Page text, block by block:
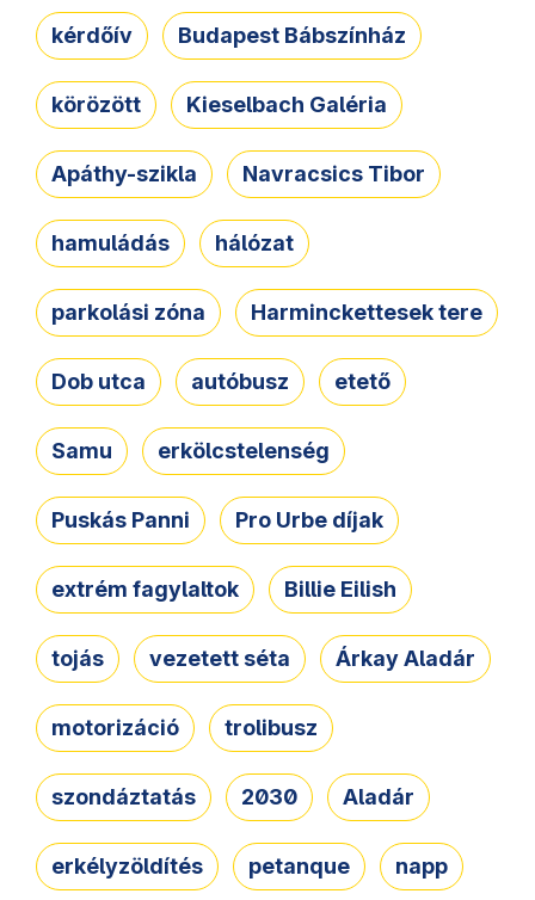
kérdőív Budapest Bábszínház
körözött Kieselbach Galéria
Apáthy-szikla Navracsics Tibor
hamuládás hálózat
parkolási zóna Harminckettesek tere
Dob utca autóbusz etető
Samu erkölcstelenség
Puskás Panni Pro Urbe díjak
extrém fagylaltok Billie Eilish
tojás vezetett séta Árkay Aladár
motorizáció trolibusz
szondáztatás 2030 Aladár
erkélyzöldítés petanque napp